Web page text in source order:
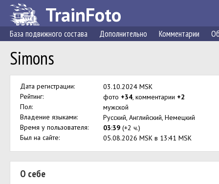
TrainFoto
База подвижного состава Дополнительно Комментарии
Simons
Дата регистрации:
03.10.2024 MSK
Рейтинг:
фото +34, комментарии +2
Пол:
мужской
Владение языками:
Русский, Английский, Немецкий
Время у пользователя:
03:39 (+2 ч.)
Был на сайте:
05.08.2026 MSK в 13:41 MSK
О себе